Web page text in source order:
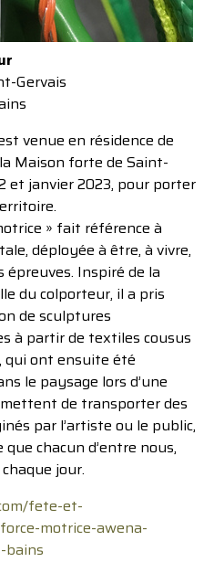
Gervais
venue en résidence de
Maison forte de Saint-
et janvier 2023, pour porter
» fait référence à
déployée à être, à vivre,
épreuves. Inspiré de la
du colporteur, il a pris
de sculptures
à partir de textiles cousus
qui ont ensuite été
le paysage lors d’une
de transporter des
par l’artiste ou le public,
chacun d’entre nous,
jour.
fete-et-
motrice-awena-
bains